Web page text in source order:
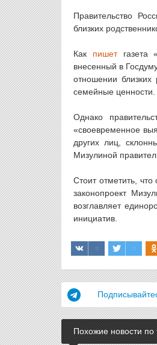
Правительство
близких
Как пишетгазета
внесенный в
отношении
семейные ценности.
Однако
«своевременное
других лиц,
Мизулиной
Стоит отметить,
законопроект
возглавляет
инициатив.
Похожие новости по